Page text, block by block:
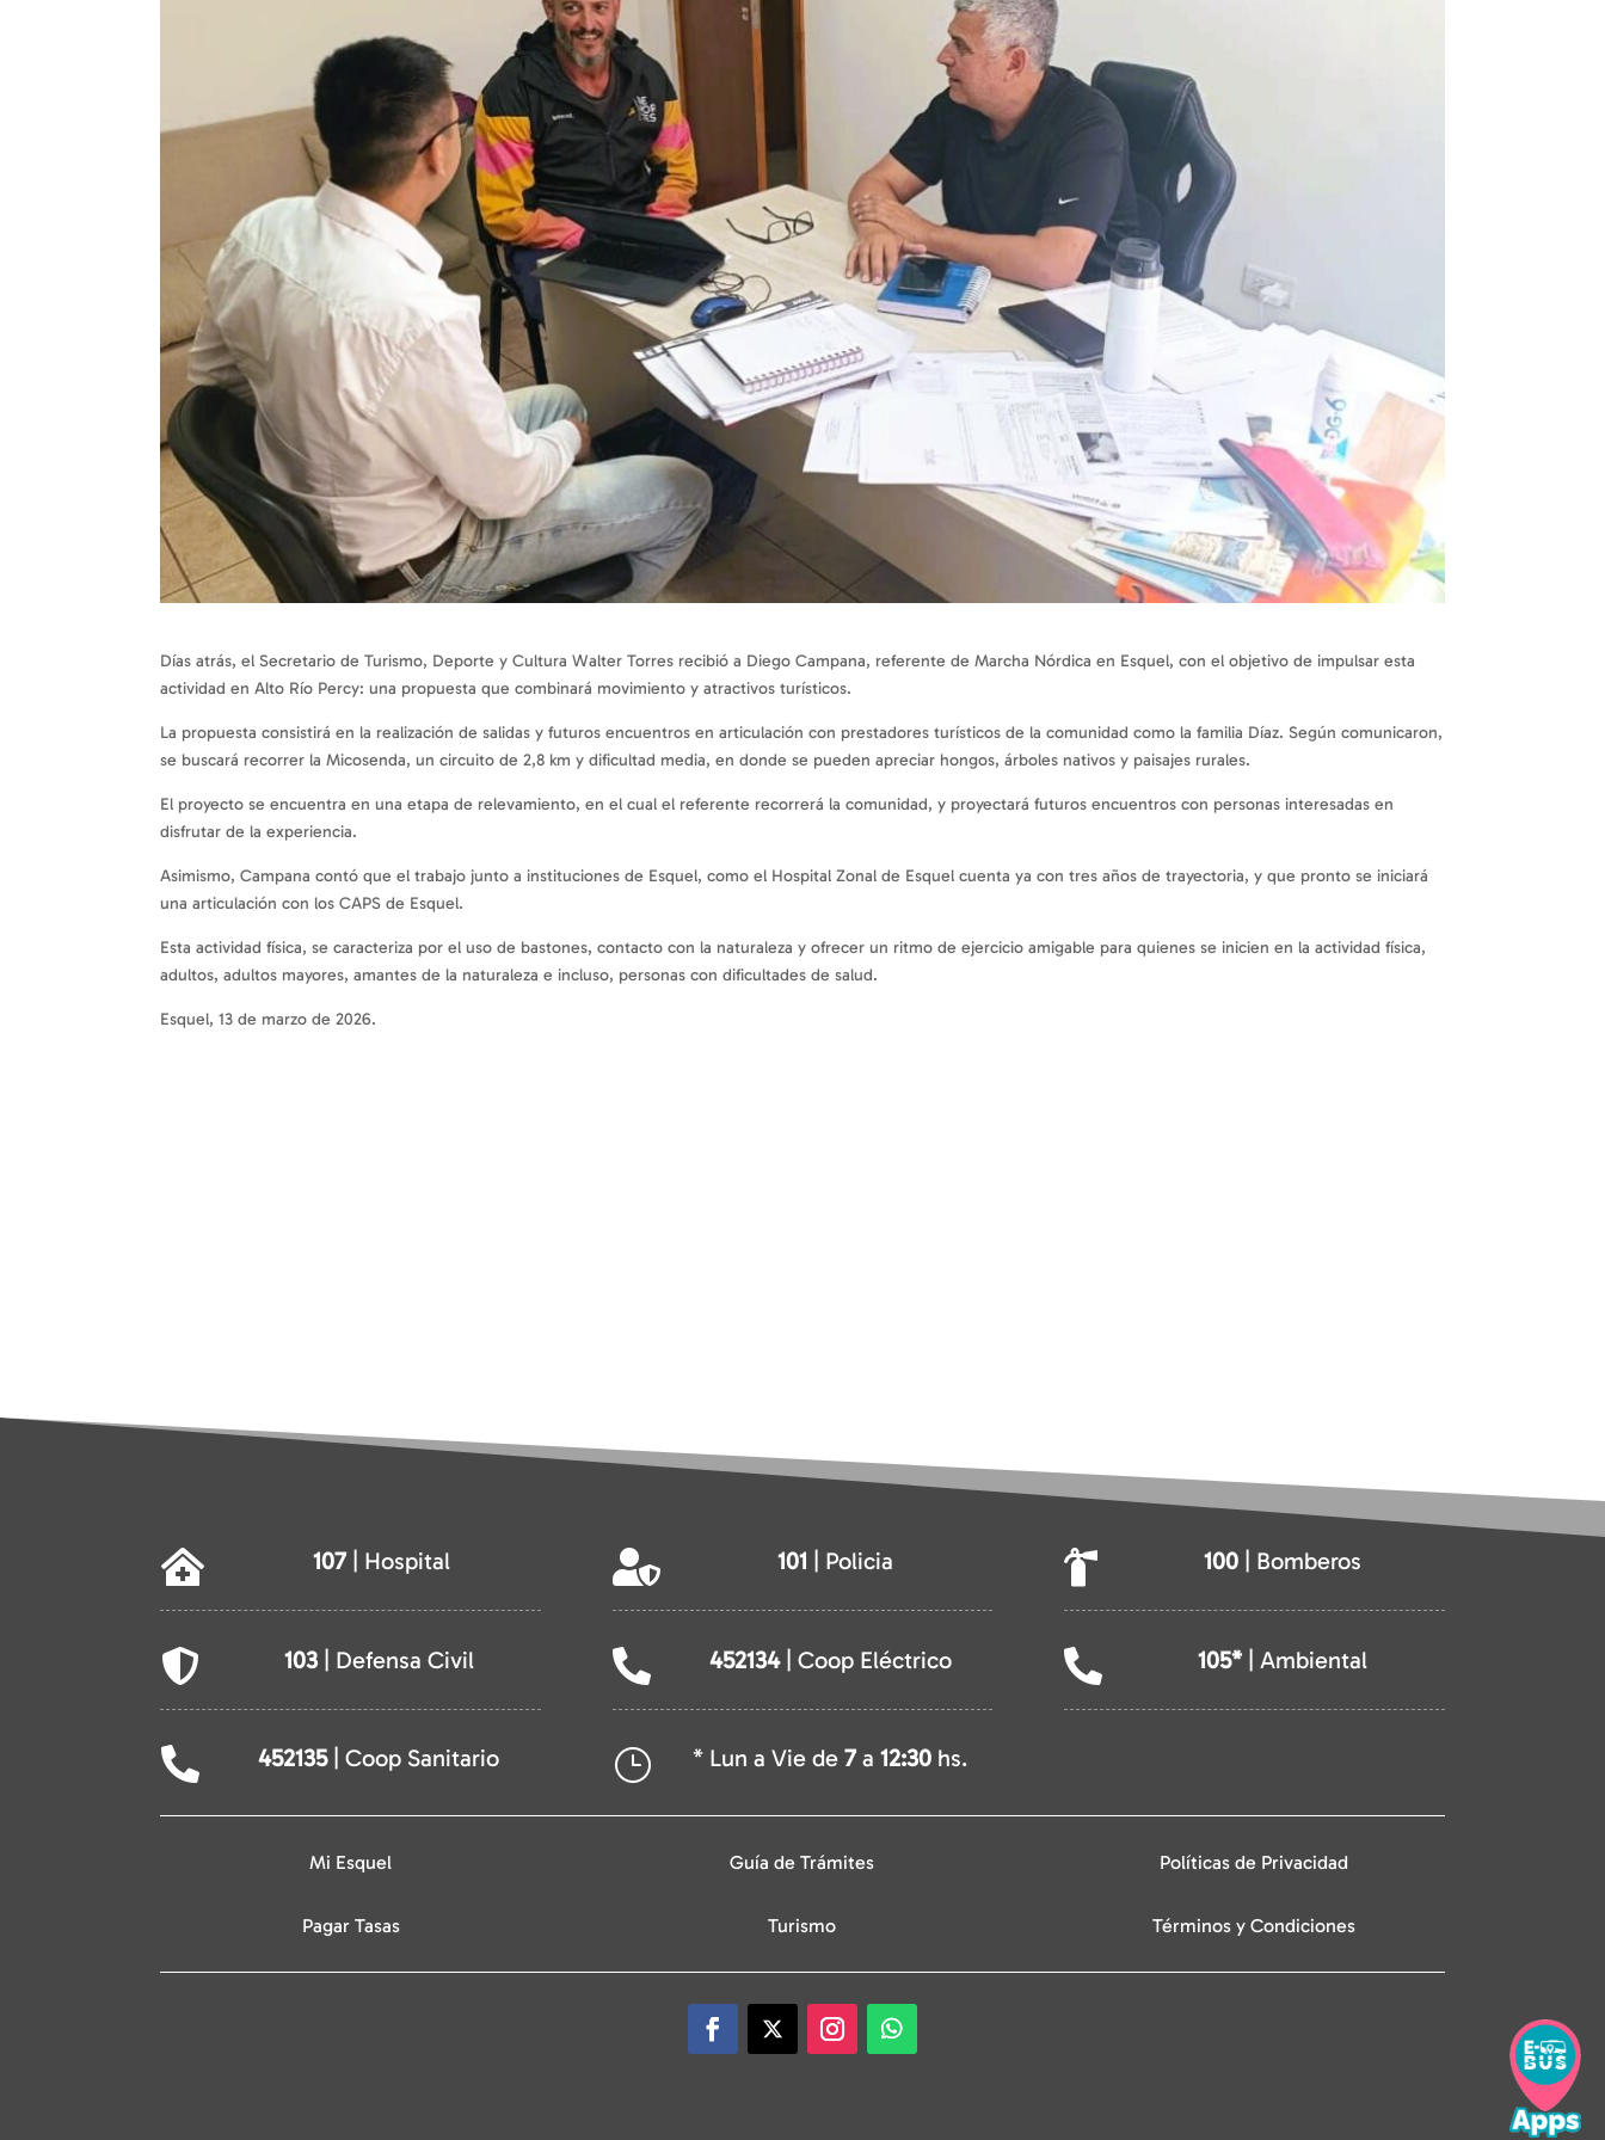
Días atrás, el Secretario de Turismo, Deporte y Cultura Walter Torres recibió a Diego Campana, referente de Marcha Nórdica en Esquel, con el objetivo de impulsar esta
actividad en Alto Río Percy: una propuesta que combinará movimiento y atractivos turísticos.
La propuesta consistirá en la realización de salidas y futuros encuentros en articulación con prestadores turísticos de la comunidad como la familia Díaz. Según comunicaron,
se buscará recorrer la Micosenda, un circuito de 2,8 km y dificultad media, en donde se pueden apreciar hongos, árboles nativos y paisajes rurales.
El proyecto se encuentra en una etapa de relevamiento, en el cual el referente recorrerá la comunidad, y proyectará futuros encuentros con personas interesadas en
disfrutar de la experiencia.
Asimismo, Campana contó que el trabajo junto a instituciones de Esquel, como el Hospital Zonal de Esquel cuenta ya con tres años de trayectoria, y que pronto se iniciará
una articulación con los CAPS de Esquel.
Esta actividad física, se caracteriza por el uso de bastones, contacto con la naturaleza y ofrecer un ritmo de ejercicio amigable para quienes se inicien en la actividad física,
adultos, adultos mayores, amantes de la naturaleza e incluso, personas con dificultades de salud.
Esquel, 13 de marzo de 2026.
 107| Hospital
 103| Defensa Civil
 452135| Coop Sanitario
 101 | Policia
 452134| Coop Eléctrico
} * Lun a Vie de7 a12:30 hs.
 100| Bomberos
 105*| Ambiental
Mi Esquel
Pagar Tasas
Guía de Trámites
Turismo
Políticas de Privacidad
Términos y Condiciones